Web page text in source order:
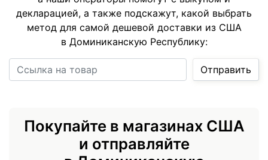
декларацией, а также подскажут, какой выбрать
метод для самой дешевой доставки из США
в Доминиканскую Республику:
Отправить
Покупайте в магазинах США
и отправляйте